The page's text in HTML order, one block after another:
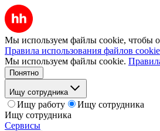
Мы используем файлы cookie, чтобы
Правила использования файлов cookie
Мы используем файлы cookie.
Понятно
Ищу сотрудника
Ищу работу
Ищу сотрудника
Ищу сотрудника
Сервисы